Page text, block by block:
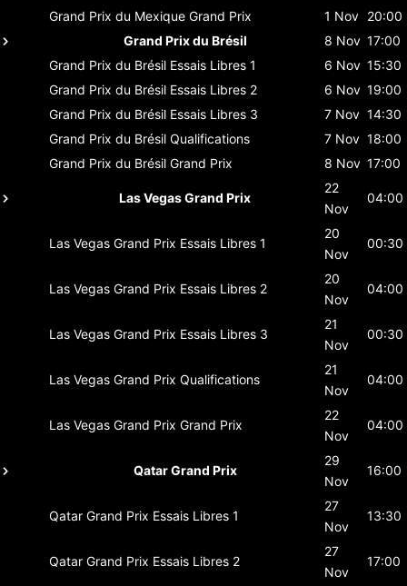
Grand Prix du Mexique Grand Prix 1 Nov 20:00
Grand Prix du Brésil
8 Nov 17:00
Grand Prix du Brésil Essais Libres 1 6 Nov 15:30
Grand Prix du Brésil Essais Libres 2 6 Nov 19:00
Grand Prix du Brésil Essais Libres 3 7 Nov 14:30
Grand Prix du Brésil Qualifications 7 Nov 18:00
Grand Prix du Brésil Grand Prix 8 Nov 17:00
Las Vegas Grand Prix
22
Nov
04:00
Las Vegas Grand Prix Essais Libres 1
20
Nov
00:30
Las Vegas Grand Prix Essais Libres 2
20
Nov
04:00
Las Vegas Grand Prix Essais Libres 3
21
Nov
00:30
Las Vegas Grand Prix Qualifications
21
Nov
04:00
Las Vegas Grand Prix Grand Prix
22
Nov
04:00
Qatar Grand Prix
29
Nov
16:00
Qatar Grand Prix Essais Libres 1
27
Nov
13:30
Qatar Grand Prix Essais Libres 2
27
Nov
17:00